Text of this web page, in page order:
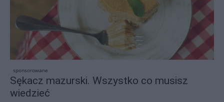
sponsorowane
Sękacz mazurski. Wszystko co musisz
wiedzieć